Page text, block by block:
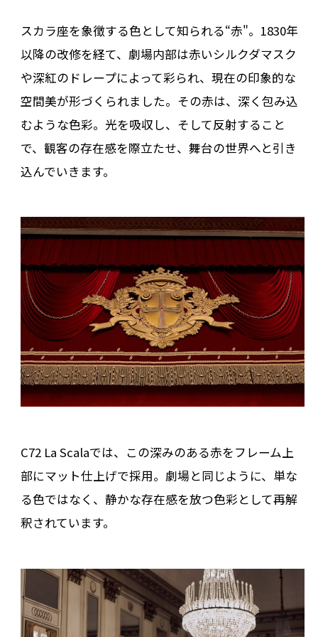
スカラ座を象徴する色として知られる“赤"。1830年
以降の改修を経て、劇場内部は赤いシルクダマスク
や深紅のドレープによって彩られ、現在の印象的な
空間美が形づくられました。その赤は、深く包み込
むような色彩。光を吸収し、そして反射すること
で、観客の存在感を際立たせ、舞台の世界へと引き
込んでいきます。
C72 La Scalaでは、この深みのある赤をフレーム上
部にマット仕上げで採用。劇場と同じように、単な
る色ではなく、静かな存在感を放つ色彩として再解
釈されています。